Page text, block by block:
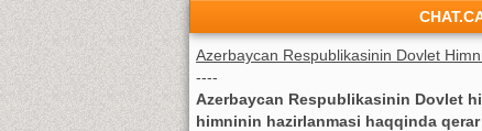
Azerbaycan Respublikasinin Dovlet
----
Azerbaycan Respublikasinin Dovlet
himninin hazirlanmasi haqqinda